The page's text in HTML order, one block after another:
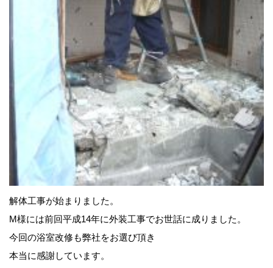
解体工事が始まりました。
M様には前回平成14年に外装工事でお世話に成りました。
今回の浴室改修も弊社をお選び頂き
本当に感謝しています。